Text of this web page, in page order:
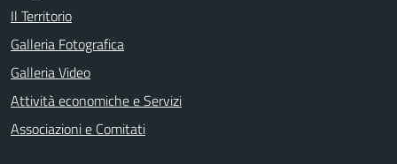
Il Territorio
Galleria Fotografica
Galleria Video
Attività economiche e Servizi
Associazioni e Comitati